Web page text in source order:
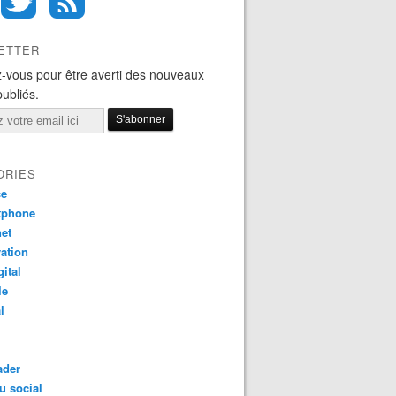
vous pour être averti des nouveaux
social